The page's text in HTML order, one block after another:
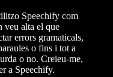
Speechify com
veu alta el que
errors gramaticals,
o fins i tot a
o no. Creieu-me,
a Speechify.